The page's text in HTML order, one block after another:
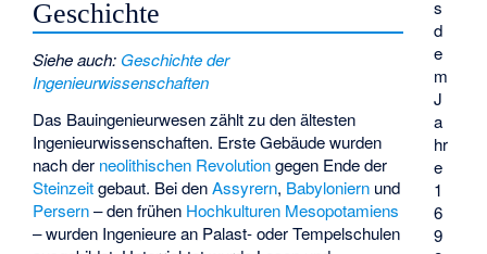
s
d
e
m
J
a
hr
e
1
6
9
Geschichte
Siehe auch: Geschichte der
Ingenieurwissenschaften
Das Bauingenieurwesen zählt zu den ältesten
Ingenieurwissenschaften. Erste Gebäude wurden
nach der neolithischen Revolutiongegen Ende der
Steinzeitgebaut. Bei denAssyrern, Babyloniern und
Persern– den frühen Hochkulturen Mesopotamiens
– wurden Ingenieure an Palast- oder Tempelschulen